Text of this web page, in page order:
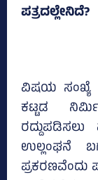
ಪತ್ರದಲ್ಲೇನಿದೆ?
ವಿಷಯ ಸಂಖ್ಯೆ
ಕಟ್ಟಡ
ಉಲ್ಲಂಘನೆ
ಪ್ರಕರಣವೆಂದು